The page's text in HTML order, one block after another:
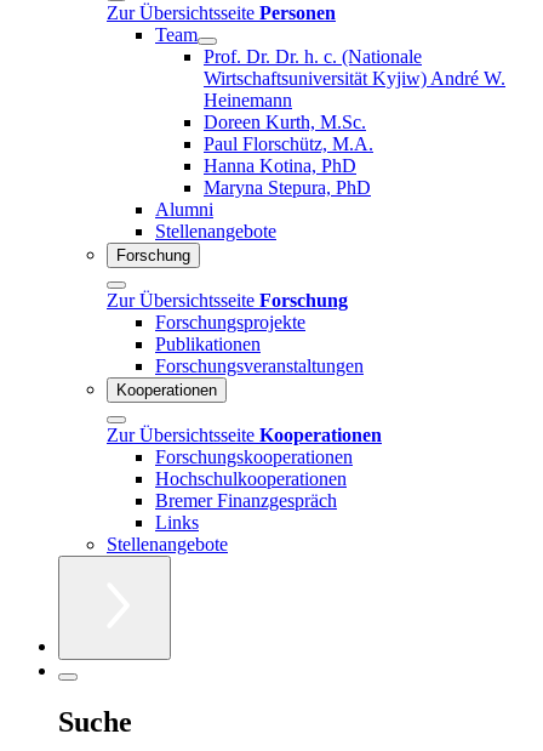
Zur Übersichtsseite Personen
Team
Prof. Dr. Dr. h. c. (Nationale
Wirtschaftsuniversität Kyjiw) André W.
Heinemann
Doreen Kurth, M.Sc.
Paul Florschütz, M.A.
Hanna Kotina, PhD
Maryna Stepura, PhD
Alumni
Stellenangebote
Forschung
Zur Übersichtsseite Forschung
Forschungsprojekte
Publikationen
Forschungsveranstaltungen
Kooperationen
Zur Übersichtsseite Kooperationen
Forschungskooperationen
Hochschulkooperationen
Bremer Finanzgespräch
Links
Stellenangebote
Suche